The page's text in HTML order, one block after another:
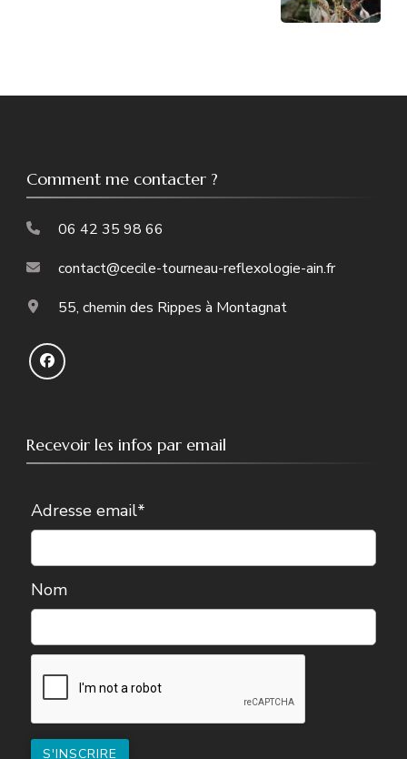
Comment me contacter ?
06 42 35 98 66
contact@cecile-tourneau-reflexologie-ain.fr
55, chemin des Rippes à Montagnat
Recevoir les infos par email
Adresse email*
Nom